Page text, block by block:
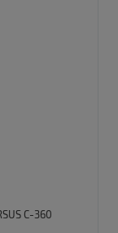
C-360